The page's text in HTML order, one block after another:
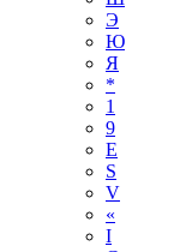
Э
Ю
Я
*
1
9
E
S
V
«
І